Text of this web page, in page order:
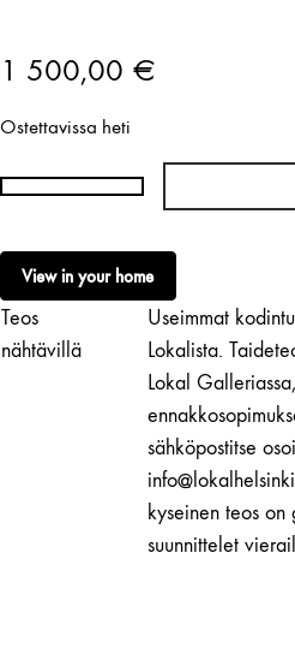
1 500,00 €
Ostettavissa heti
Riikka
|
Flora
I
määrä
View in your home
Teos
nähtävillä
Useimmat
Lokalista.
Lokal
sähköpostitse
kyseinen teos on
suunnittelet